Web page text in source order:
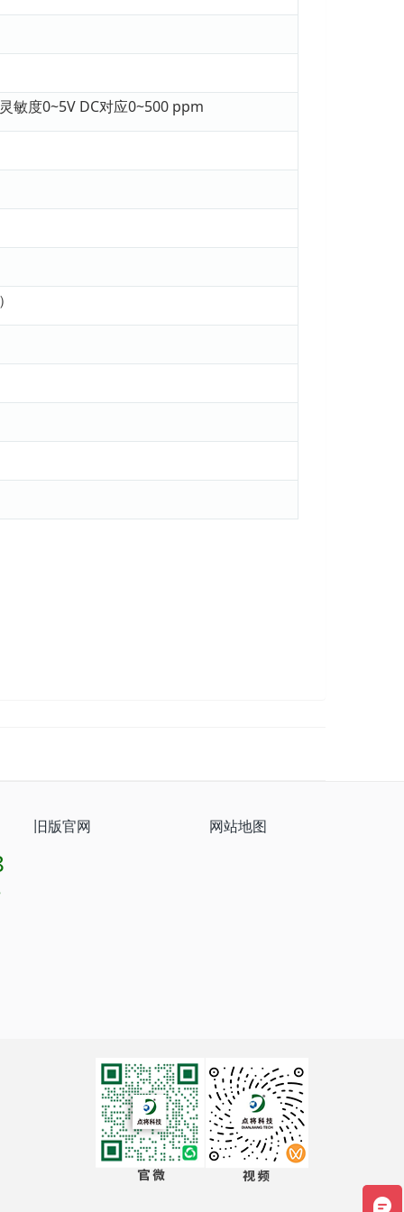
敏度0~5V DC对应0~500 ppm
旧版官网 网站地图